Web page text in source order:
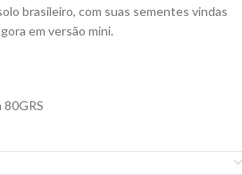
brasileiro, com suas sementes vindas
em versão mini.